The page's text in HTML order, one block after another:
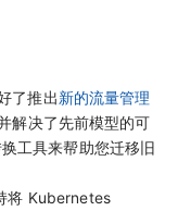
了推出新的流量管理
解决了先前模型的可
工具来帮助您迁移旧
将 Kubernetes